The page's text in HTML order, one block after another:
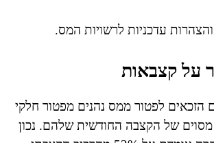
עדכניות לרשויות המס.
על קצבאות
הזכאים לפטור ממס נהנים מפטור חלקי
של הקצבה החודשית שלהם. נכון